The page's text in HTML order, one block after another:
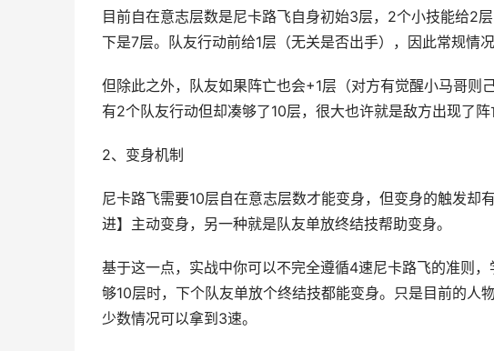
目前自在意志层数是尼卡路飞自身初始3层，2个小技能给2
下是7层。队友行动前给1层（无关是否出手），因此常规情
但除此之外，队友如果阵亡也会+1层（对方有觉醒小马哥则
有2个队友行动但却凑够了10层，很大也许就是敌方出现了阵
2、变身机制
尼卡路飞需要10层自在意志层数才能变身，但变身的触发却
进】主动变身，另一种就是队友单放终结技帮助变身。
基于这一点，实战中你可以不完全遵循4速尼卡路飞的准则
够10层时，下个队友单放个终结技都能变身。只是目前的人
少数情况可以拿到3速。